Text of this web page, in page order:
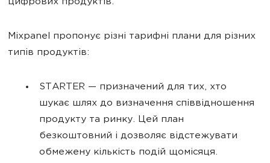
Mixpanel пропонує різні тарифні плани для різних
типів продуктів:
STARTER — призначений для тих, хто
шукає шлях до визначення співвідношення
продукту та ринку. Цей план
безкоштовний і дозволяє відстежувати
обмежену кількість подій щомісяця.